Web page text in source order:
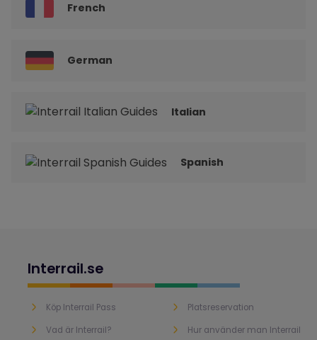
French
German
Italian
Spanish
Interrail.se
Köp Interrail Pass
Platsreservation
Vad är Interrail?
Hur använder man Interrail